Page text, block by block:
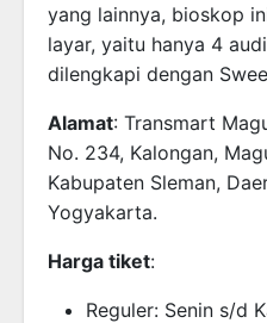
yang lainnya, bioskop
layar, yaitu hanya 4
dilengkapi dengan
Alamat: Transmart
No. 234, Kalongan,
Kabupaten Sleman,
Yogyakarta.
Harga tiket:
Reguler: Senin s/d